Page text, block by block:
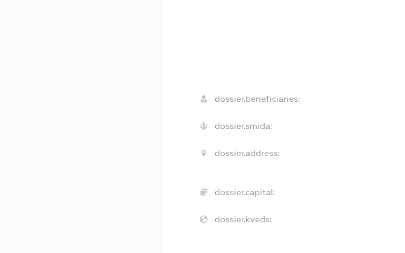
dossier.beneficiaries:
dossier.smida:
dossier.address:
dossier.capital:
dossier.kveds: